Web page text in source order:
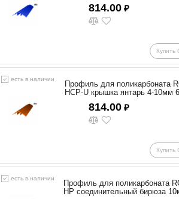
814.00 ₽
Купить
есть в наличии
Профиль для поликарбоната
HCP-U крышка янтарь 4-10мм
814.00 ₽
Купить
есть в наличии
Профиль для поликарбоната
HP соединительный бирюза